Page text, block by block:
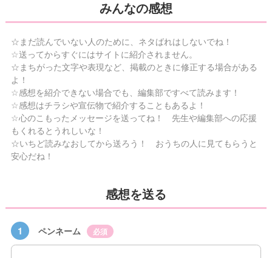
みんなの感想
☆まだ読んでいない人のために、ネタばれはしないでね！
☆送ってからすぐにはサイトに紹介されません。
☆まちがった文字や表現など、掲載のときに修正する場合がある
よ！
☆感想を紹介できない場合でも、編集部ですべて読みます！
☆感想はチラシや宣伝物で紹介することもあるよ！
☆心のこもったメッセージを送ってね！ 先生や編集部への応援
もくれるとうれしいな！
☆いちど読みなおしてから送ろう！ おうちの人に見てもらうと
安心だね！
感想を送る
1 ペンネーム 必須